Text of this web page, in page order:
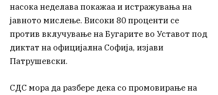
насока неделава покажаа и истражувања на
јавното мислење. Високи 80 проценти се
против вклучување на Бугарите во Уставот под
диктат на официјална Софија, изјави
Патрушевски.
СДС мора да разбере дека со промовирање на